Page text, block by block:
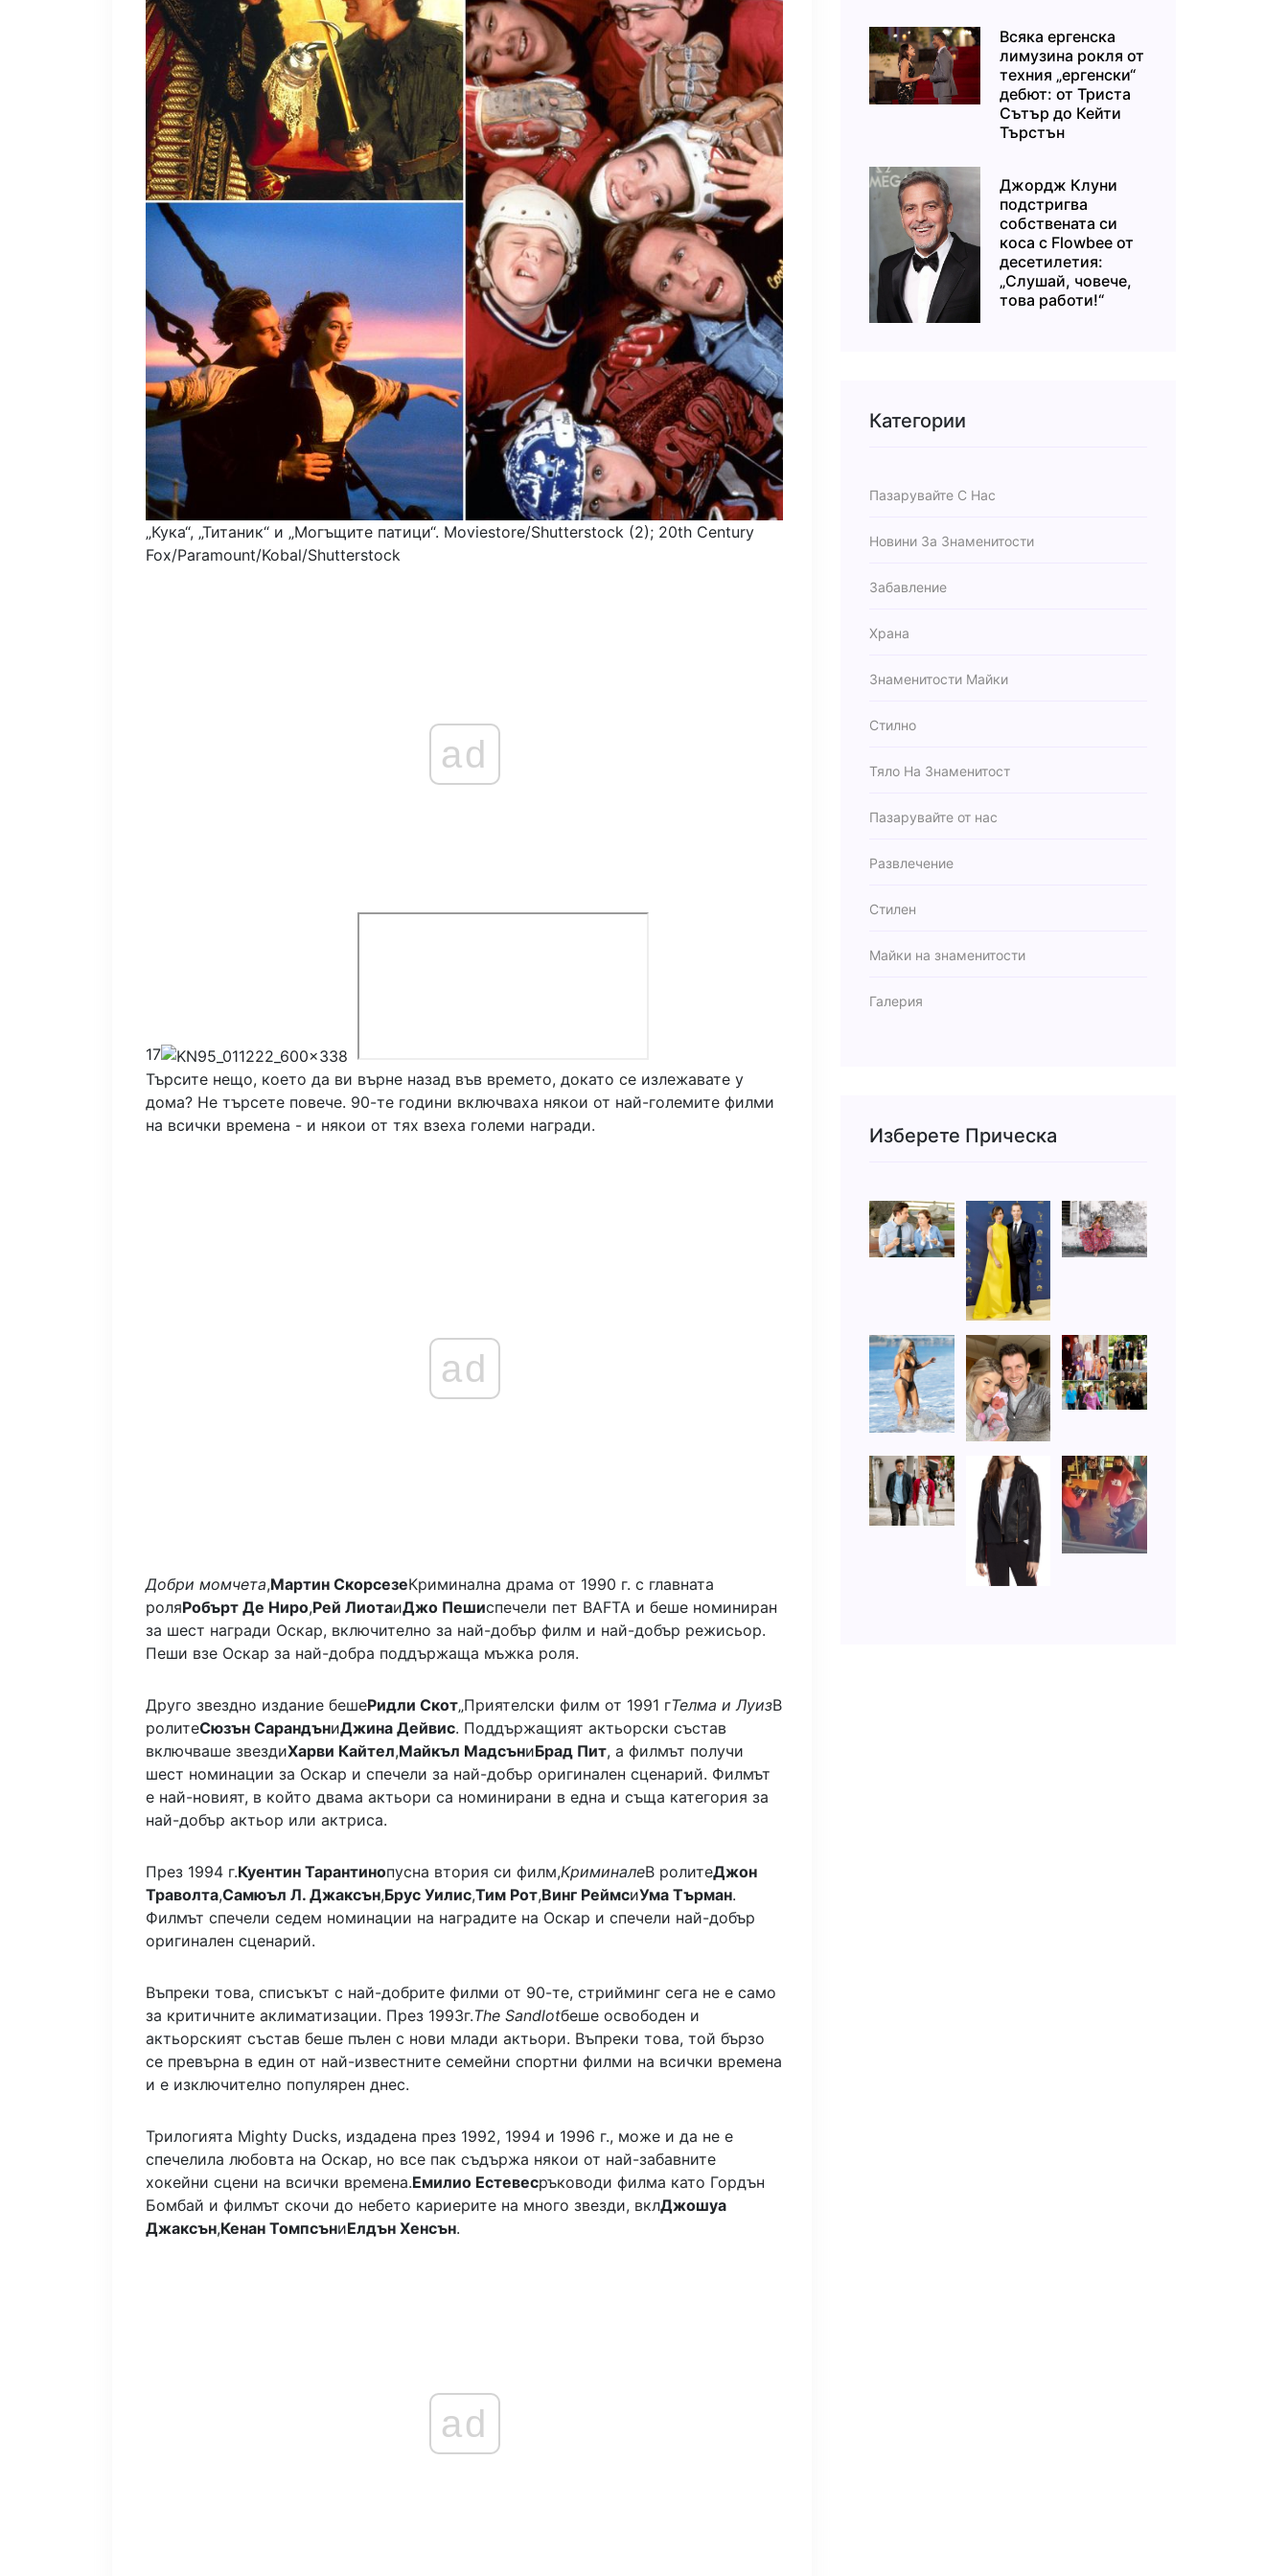
„Кука“, „Титаник“ и „Могъщите патици“. Moviestore/Shutterstock (2); 20th Century
Fox/Paramount/Kobal/Shutterstock
ad
17
Търсите нещо, което да ви върне назад във времето, докато се излежавате у
дома? Не търсете повече. 90-те години включваха някои от най-големите филми
на всички времена - и някои от тях взеха големи награди.
ad
Добри момчета,Мартин СкорсезеКриминална драма от 1990 г. с главната
роляРобърт Де Ниро,Рей ЛиотаиДжо Пешиспечели пет BAFTA и беше номиниран
за шест награди Оскар, включително за най-добър филм и най-добър режисьор.
Пеши взе Оскар за най-добра поддържаща мъжка роля.
Друго звездно издание бешеРидли Скот„Приятелски филм от 1991 гТелма и ЛуизВ
ролитеСюзън СарандъниДжина Дейвис. Поддържащият актьорски състав
включваше звездиХарви Кайтел,Майкъл МадсъниБрад Пит, а филмът получи
шест номинации за Оскар и спечели за най-добър оригинален сценарий. Филмът
е най-новият, в който двама актьори са номинирани в една и съща категория за
най-добър актьор или актриса.
През 1994 г.Куентин Тарантинопусна втория си филм,КриминалеВ ролитеДжон
Траволта,Самюъл Л. Джаксън,Брус Уилис,Тим Рот,Винг РеймсиУма Търман.
Филмът спечели седем номинации на наградите на Оскар и спечели най-добър
оригинален сценарий.
Въпреки това, списъкът с най-добрите филми от 90-те, стрийминг сега не е само
за критичните аклиматизации. През 1993г.The Sandlotбеше освободен и
актьорският състав беше пълен с нови млади актьори. Въпреки това, той бързо
се превърна в един от най-известните семейни спортни филми на всички времена
и е изключително популярен днес.
Трилогията Mighty Ducks, издадена през 1992, 1994 и 1996 г., може и да не е
спечелила любовта на Оскар, но все пак съдържа някои от най-забавните
хокейни сцени на всички времена.Емилио Естевесръководи филма като Гордън
Бомбай и филмът скочи до небето кариерите на много звезди, вклДжошуа
Джаксън,Кенан ТомпсъниЕлдън Хенсън.
ad
Всяка ергенска
лимузина рокля от
техния „ергенски“
дебют: от Триста
Сътър до Кейти
Търстън
Джордж Клуни
подстригва
собствената си
коса с Flowbee от
десетилетия:
„Слушай, човече,
това работи!“
Категории
Пазарувайте С Нас
Новини За Знаменитости
Забавление
Храна
Знаменитости Майки
Стилно
Тяло На Знаменитост
Пазарувайте от нас
Развлечение
Стилен
Майки на знаменитости
Галерия
Изберете Прическа